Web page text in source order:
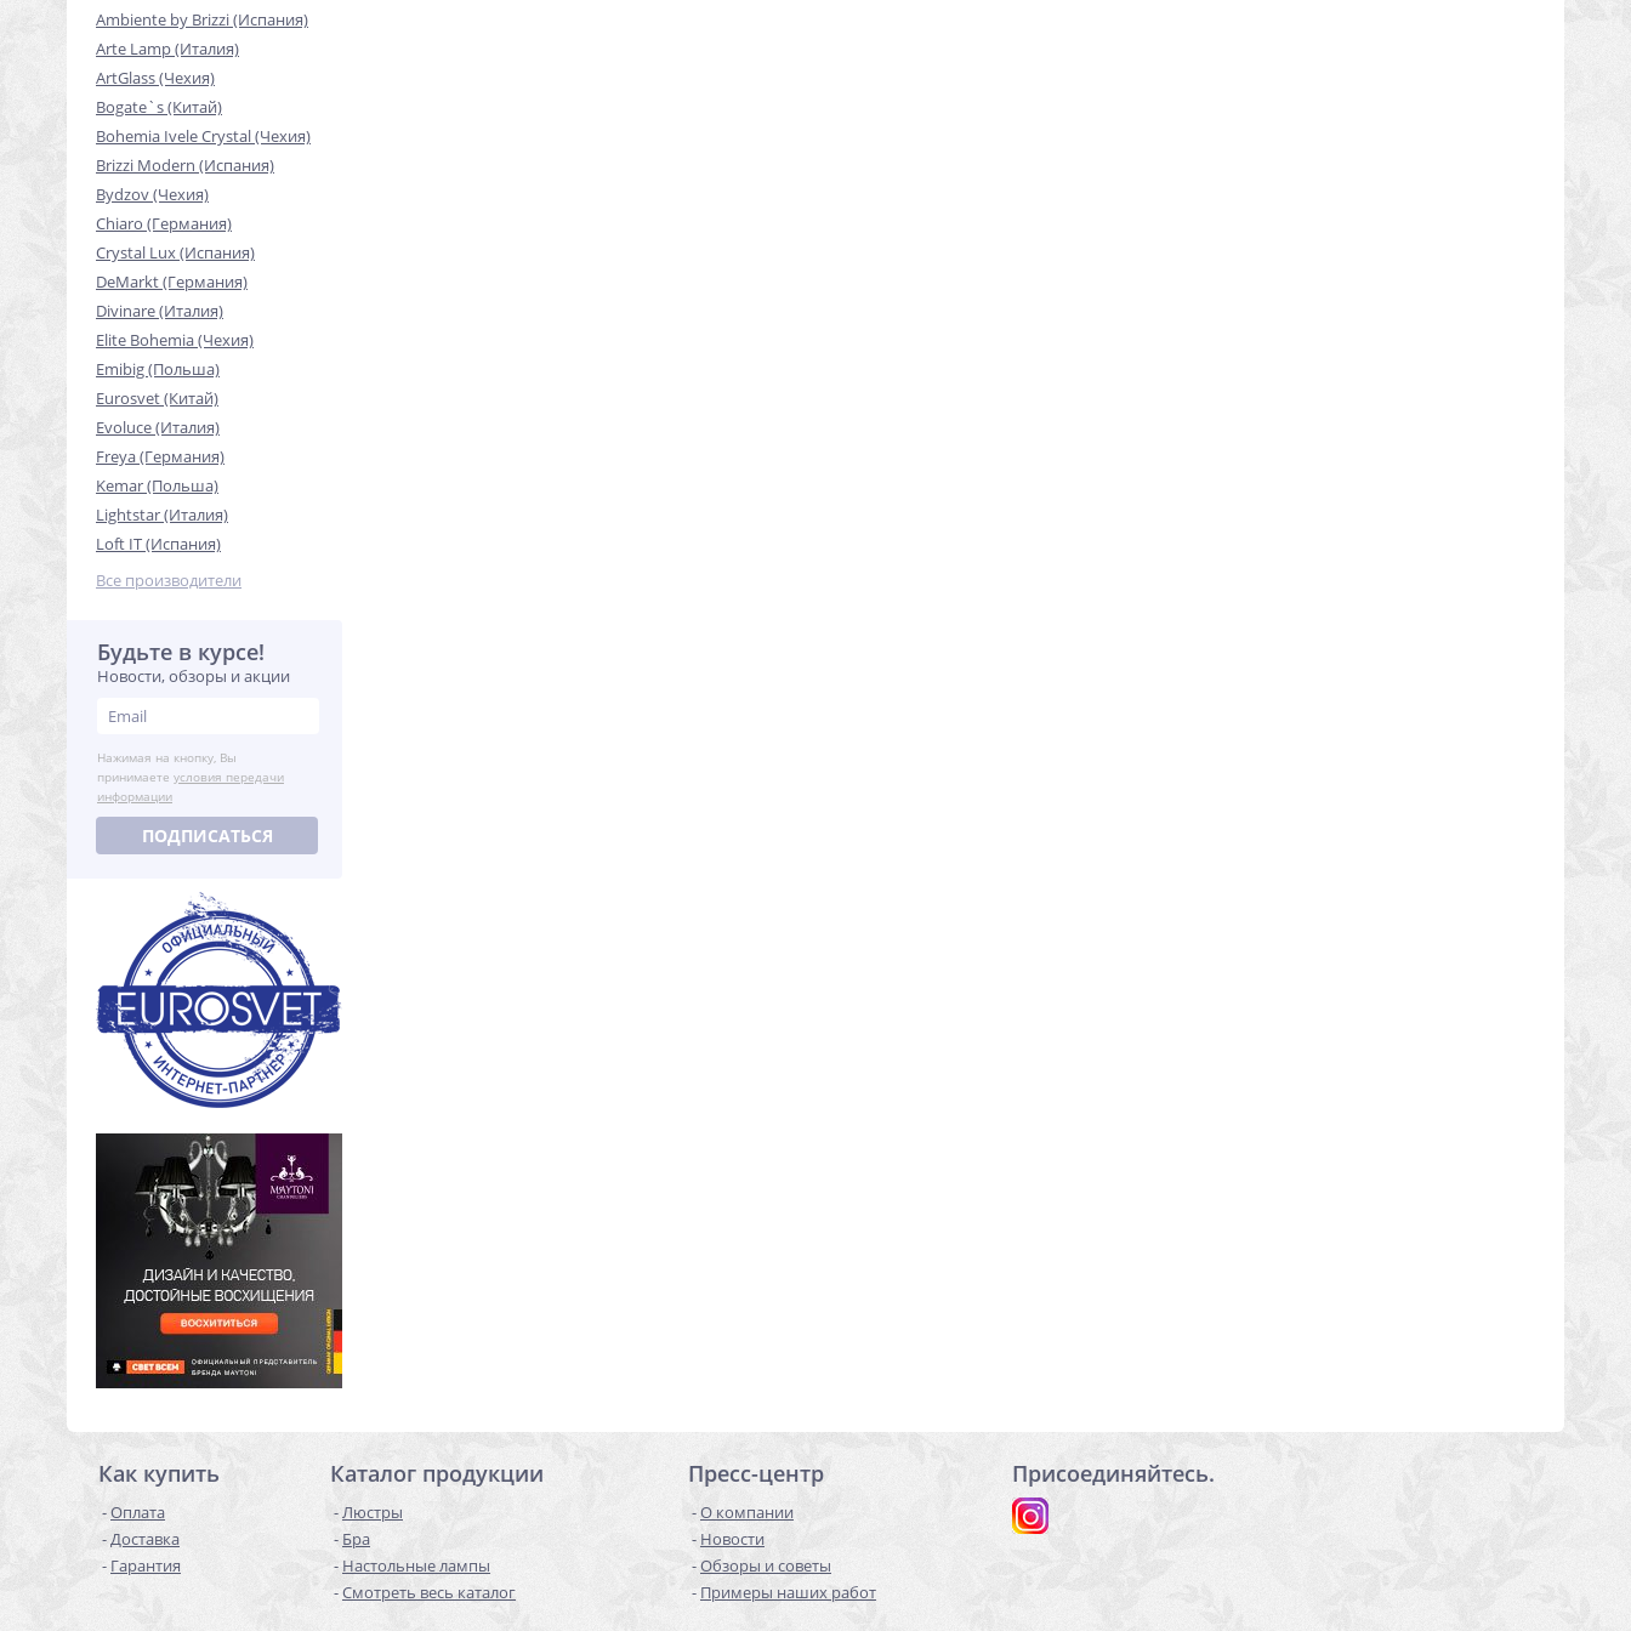
Ambiente by Brizzi (Испания)
Arte Lamp (Италия)
ArtGlass (Чехия)
Bogate`s (Китай)
Bohemia Ivele Crystal (Чехия)
Brizzi Modern (Испания)
Bydzov (Чехия)
Chiaro (Германия)
Crystal Lux (Испания)
DeMarkt (Германия)
Divinare (Италия)
Elite Bohemia (Чехия)
Emibig (Польша)
Eurosvet (Китай)
Evoluce (Италия)
Freya (Германия)
Kemar (Польша)
Lightstar (Италия)
Loft IT (Испания)
Все производители
Будьте в курсе!
Новости, обзоры и акции
Нажимая на кнопку, Вы
принимаете условия передачи
информации
ПОДПИСАТЬСЯ
Как купить
Оплата
Доставка
Гарантия
Каталог продукции
Люстры
Бра
Настольные лампы
Смотреть весь каталог
Пресс-центр
О компании
Новости
Обзоры и советы
Примеры наших работ
Присоединяйтесь.